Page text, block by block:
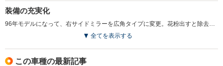
装備の充実化
全てを表示する
この車種の最新記事